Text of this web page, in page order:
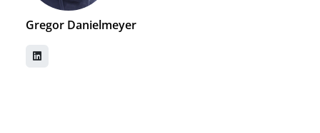
Gregor Danielmeyer